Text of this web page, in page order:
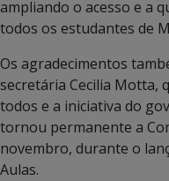
ampliando o acesso e a
todos os estudantes de
Os agradecimentos
secretária Cecilia Motta,
todos e a iniciativa do
tornou permanente a
novembro, durante o
Aulas.